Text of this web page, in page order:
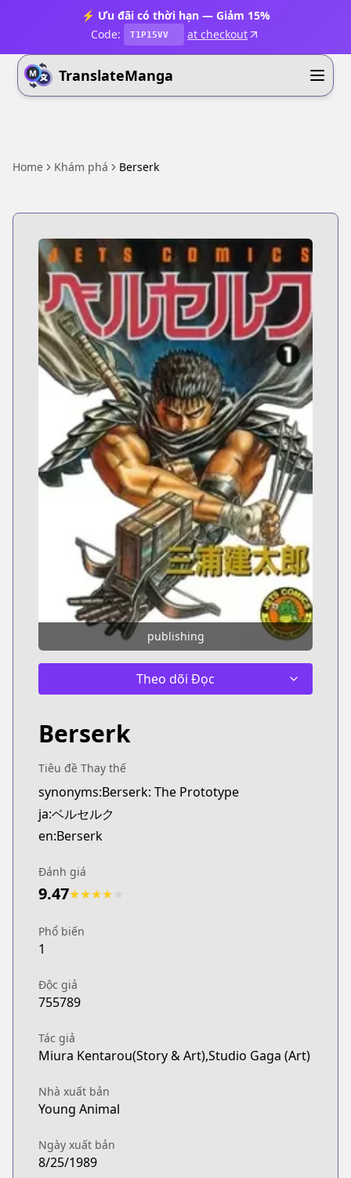
⚡ Ưu đãi có thời hạn — Giảm 15%
Code:
T1P15VV at checkout
TranslateManga
Home Khám phá Berserk
publishing
Theo dõi Đọc
Berserk
Tiêu đề Thay thế
synonyms:Berserk: The Prototype
ja:ベルセルク
en:Berserk
Đánh giá
9.47★★★★
Phổ biến
1
Độc giả
755789
Tác giả
Miura Kentarou(Story & Art),Studio Gaga (Art)
Nhà xuất bản
Young Animal
Ngày xuất bản
8/25/1989